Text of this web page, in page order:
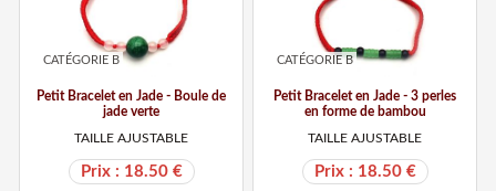
CATÉGORIE B
Petit Bracelet en Jade - Boule de
jade verte
TAILLE AJUSTABLE
Prix : 18.50 €
CATÉGORIE B
Petit Bracelet en Jade - 3 perles
en forme de bambou
TAILLE AJUSTABLE
Prix : 18.50 €